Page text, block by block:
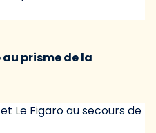
au prisme de la